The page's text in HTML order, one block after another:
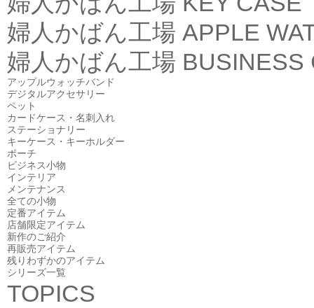
婦人かばん工場 APPLE
婦人かばん工場 BUSINESS
アップルウォッチバンド
デジタルアクセサリー
ペット
カードケース・名刺入れ
ステーショナリー
キーケース・キーホルダー
ポーチ
ビジネス小物
インテリア
メンテナンス
全ての小物
定番アイテム
店舗限定アイテム
新作のご紹介
再販売アイテム
残りわずかのアイテム
シリーズ一覧
TOPICS